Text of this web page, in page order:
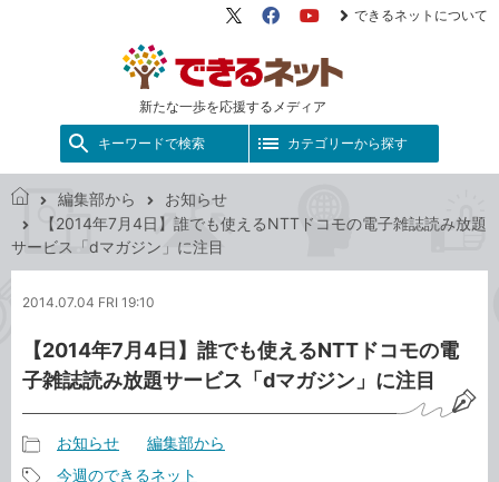
新たな一歩を応援するメディア
X（旧
FacebookYouTube
できるネットについて
キーワードで検索 カテゴリーから探す
ッ
編集部から
お知らせ
【2014年7月4日】誰でも使えるNTTドコモの電子雑誌読み放題
サービス「dマガジン」に注目
2014.07.04 FRI 19:10
【2014年7月4日】誰でも使えるNTTドコモの電
子雑誌読み放題サービス「dマガジン」に注目
お知らせ 編集部から
今週のできるネット